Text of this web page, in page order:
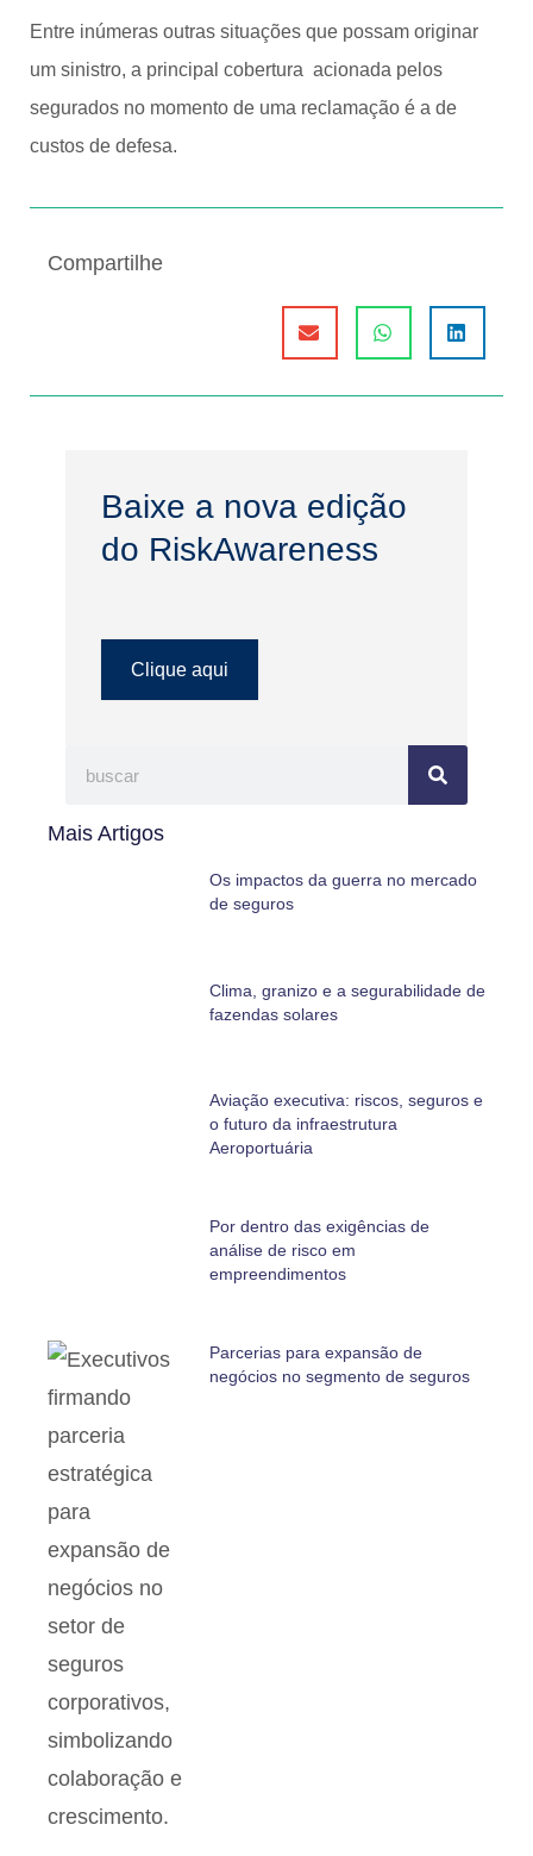
Entre inúmeras outras situações que possam originar
um sinistro, a principal cobertura acionada pelos
segurados no momento de uma reclamação é a de
custos de defesa.
Compartilhe
Baixe a nova edição
do RiskAwareness
Clique aqui
Mais Artigos
Os impactos da guerra no mercado
de seguros
Clima, granizo e a segurabilidade de
fazendas solares
Aviação executiva: riscos, seguros e
o futuro da infraestrutura
Aeroportuária
Por dentro das exigências de
análise de risco em
empreendimentos
Parcerias para expansão de
negócios no segmento de seguros